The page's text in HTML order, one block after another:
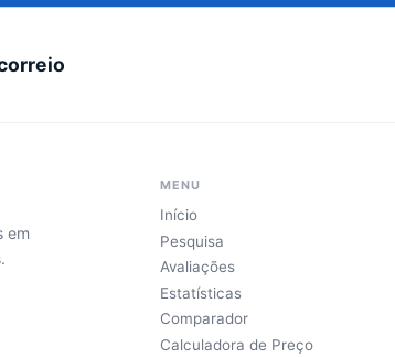
em
MENU
Início
Pesquisa
Avaliações
Estatísticas
Comparador
Calculadora de Preço